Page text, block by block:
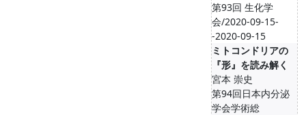
第93回 生化学
会/2020-09-15-
-2020-09-15
ミトコンドリアの
『形』を読み解く
宮本 崇史
第94回日本内分泌
学会学術総